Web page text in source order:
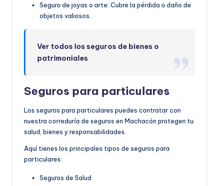
Seguro de joyas o arte: Cubre la pérdida o daño de
objetos valiosos.
Ver todos los seguros de bienes o
patrimoniales
Seguros para particulares
Los seguros para particulares puedes contratar con
nuestra correduría de seguros en Machacón protegen tu
salud, bienes y responsabilidades.
Aquí tienes los principales tipos de seguros para
particulares:
Seguros de Salud